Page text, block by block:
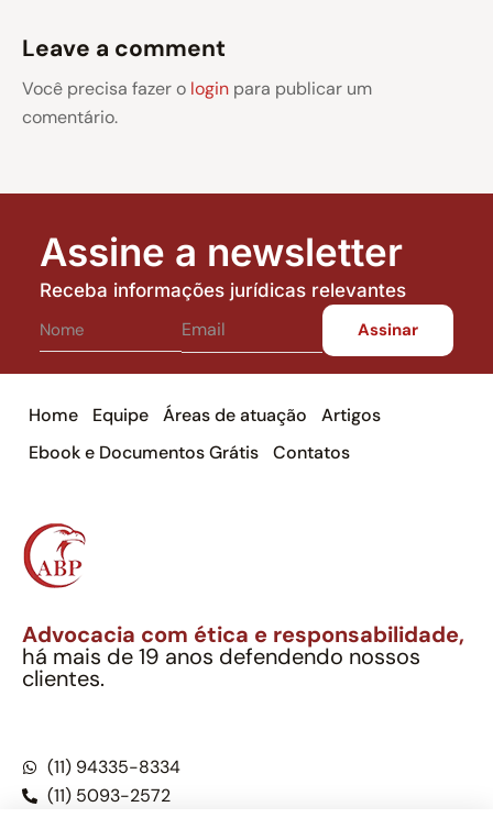
Leave a comment
Você precisa fazer o login para publicar um
comentário.
Assine a newsletter
Receba informações jurídicas relevantes
Home Equipe Áreas de atuação
Artigos
Ebook e Documentos Grátis
Contatos
Advocacia com ética e responsabilidade,
há mais de 19 anos defendendo nossos
clientes.
(11) 94335-8334
(11) 5093-2572